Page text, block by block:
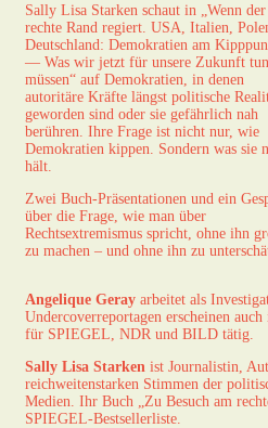
Sally Lisa Starken schaut in „Wenn der
rechte Rand regiert. USA, Italien,
Deutschland: Demokratien am
— Was wir jetzt für unsere Zukunft tun
müssen“ auf Demokratien, in denen
autoritäre Kräfte längst politische
geworden sind oder sie gefährlich nah
berühren. Ihre Frage ist nicht nur, wie
Demokratien kippen. Sondern was sie
hält.
Zwei Buch-Präsentationen und ein
über die Frage, wie man über
Rechtsextremismus spricht, ohne ihn
zu machen – und ohne ihn zu
Angelique Geray arbeitet als
Undercoverreportagen erscheinen
für SPIEGEL, NDR und BILD tätig.
Sally Lisa Starken ist Journalistin,
reichweitenstarken Stimmen der
Medien. Ihr Buch „Zu Besuch am
SPIEGEL-Bestsellerliste.